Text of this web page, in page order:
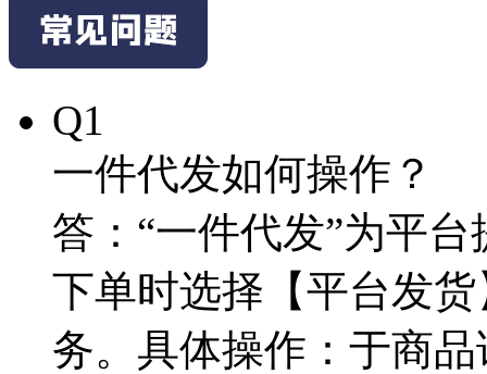
Q1
一件代发如何操作？
答：“一件代发”为平
下单时选择【平台发
务。具体操作：于商